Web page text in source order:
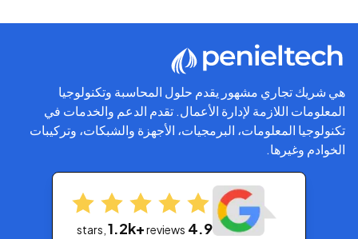
هي شريك تجاري مشهور يقدم حلول المحاسبة وتكنولوجيا
المعلومات اللازمة لإدارة الأعمال. تقدم الدعم والخدمات في
تكنولوجيا المعلومات، البرمجيات، الأجهزة والشبكات، وتركيبات
الخوادم وغيرها.
4.9
stars, 1.2k+reviews